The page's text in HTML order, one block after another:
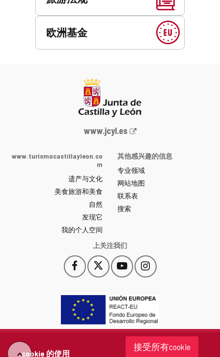
cookie 的使用
接受所有cookie
欧洲基金
Junta
y
León
网
站
门
户
-
www.jcyl.es
www.turismocastillayleon.co
m
遗产与文化
美食旅游和美食
自然
发现它
我的个人空间
其他感兴趣的信息
专业领域
网站地图
联系表
搜索
上关注我们
Facebook
此
链
会
打
开
一
此
链
一
YouTube
此
链
会
打
开
一
个
Instagram
此
链
会
开
一
个
新
"回